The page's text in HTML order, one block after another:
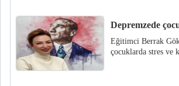
Depremzede
Eğitimci Berrak
çocuklarda stres ve